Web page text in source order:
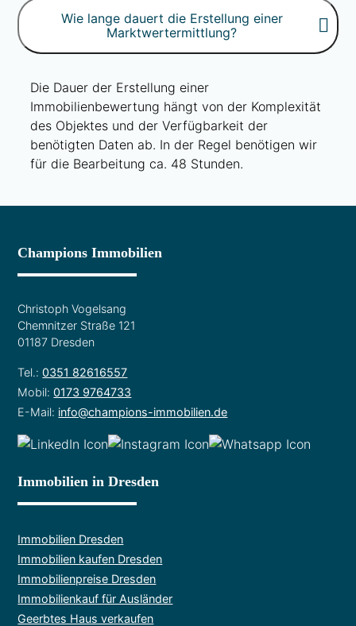
Wie lange dauert die Erstellung einer
Marktwertermittlung?
Die Dauer der Erstellung einer
Immobilienbewertung hängt von der Komplexität
des Objektes und der Verfügbarkeit der
benötigten Daten ab. In der Regel benötigen wir
für die Bearbeitung ca. 48 Stunden.
Champions Immobilien
Christoph Vogelsang
Chemnitzer Straße 121
01187 Dresden
Tel.:0351 82616557
Mobil:0173 9764733
E-Mail: info@champions-immobilien.de
Immobilien in Dresden
Immobilien Dresden
Immobilien kaufen Dresden
Immobilienpreise Dresden
Immobilienkauf für Ausländer
Geerbtes Haus verkaufen